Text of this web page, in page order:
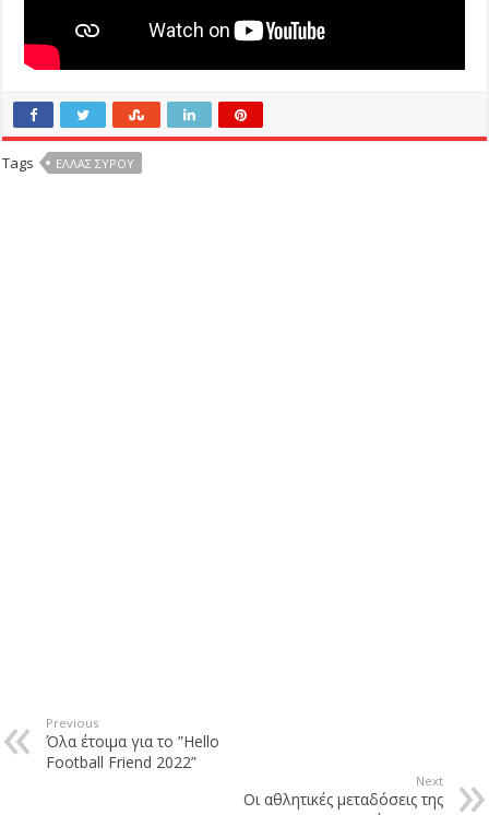
Tags ΕΛΛΑΣ ΣΎΡΟΥ
Previous
Όλα έτοιμα για το ”Hello
Football Friend 2022”
Next
Οι αθλητικές μεταδόσεις της